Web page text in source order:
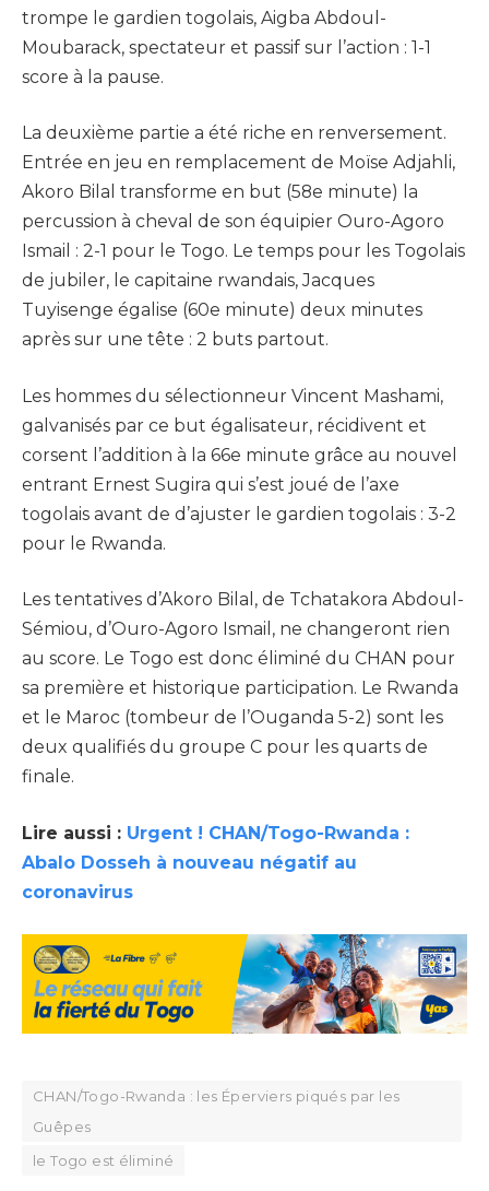
trompe le gardien togolais, Aigba Abdoul-
Moubarack, spectateur et passif sur l’action : 1-1
score à la pause.
La deuxième partie a été riche en renversement.
Entrée en jeu en remplacement de Moïse Adjahli,
Akoro Bilal transforme en but (58e minute) la
percussion à cheval de son équipier Ouro-Agoro
Ismail : 2-1 pour le Togo. Le temps pour les Togolais
de jubiler, le capitaine rwandais, Jacques
Tuyisenge égalise (60e minute) deux minutes
après sur une tête : 2 buts partout.
Les hommes du sélectionneur Vincent Mashami,
galvanisés par ce but égalisateur, récidivent et
corsent l’addition à la 66e minute grâce au nouvel
entrant Ernest Sugira qui s’est joué de l’axe
togolais avant de d’ajuster le gardien togolais : 3-2
pour le Rwanda.
Les tentatives d’Akoro Bilal, de Tchatakora Abdoul-
Sémiou, d’Ouro-Agoro Ismail, ne changeront rien
au score. Le Togo est donc éliminé du CHAN pour
sa première et historique participation. Le Rwanda
et le Maroc (tombeur de l’Ouganda 5-2) sont les
deux qualifiés du groupe C pour les quarts de
finale.
Lire aussi : Urgent ! CHAN/Togo-Rwanda :
Abalo Dosseh à nouveau négatif au
coronavirus
CHAN/Togo-Rwanda : les Éperviers piqués par les
Guêpes
le Togo est éliminé